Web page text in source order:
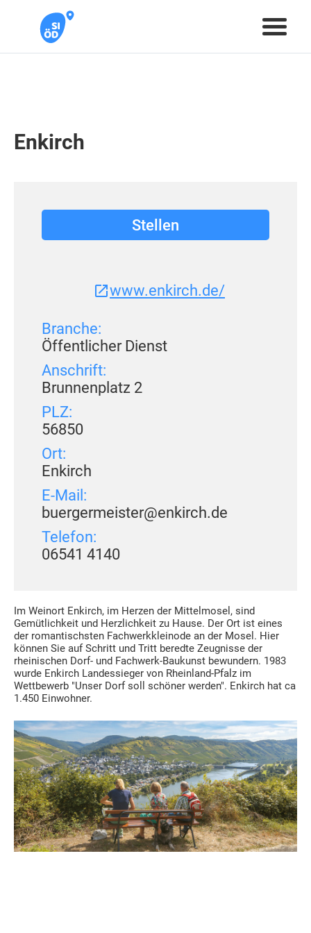
Enkirch
Im Weinort Enkirch, im Herzen der Mittelmosel, sind
Gemütlichkeit und Herzlichkeit zu Hause. Der Ort ist eines
der romantischsten Fachwerkkleinode an der Mosel. Hier
können Sie auf Schritt und Tritt beredte Zeugnisse der
rheinischen Dorf- und Fachwerk-Baukunst bewundern. 1983
wurde Enkirch Landessieger von Rheinland-Pfalz im
Wettbewerb "Unser Dorf soll schöner werden". Enkirch hat ca
1.450 Einwohner.
Stellen
www.enkirch.de/
Branche:
Öffentlicher Dienst
Anschrift:
Brunnenplatz 2
PLZ:
56850
Ort:
Enkirch
E-Mail:
buergermeister@enkirch.de
Telefon:
06541 4140